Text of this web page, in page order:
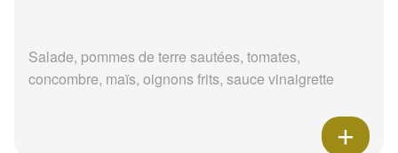
Salade, pommes de terre sautées, tomates,
concombre, maïs, oignons frits, sauce vinaigrette